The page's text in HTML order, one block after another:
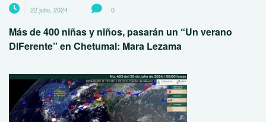
22 julio, 2024 0
Más de 400 niñas y niños, pasarán un “Un verano
DIFerente” en Chetumal: Mara Lezama